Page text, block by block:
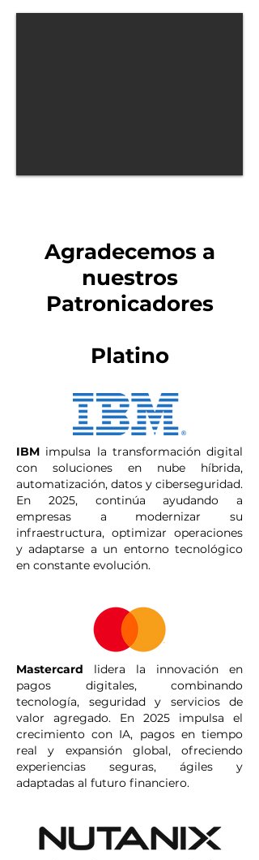
Agradecemos a
nuestros
Patronicadores
Platino
IBM impulsa la transformación digital
con soluciones en nube híbrida,
automatización, datos y ciberseguridad.
En 2025, continúa ayudando a
empresas a modernizar su
infraestructura, optimizar operaciones
y adaptarse a un entorno tecnológico
en constante evolución.
Mastercard lidera la innovación en
pagos digitales, combinando
tecnología, seguridad y servicios de
valor agregado. En 2025 impulsa el
crecimiento con IA, pagos en tiempo
real y expansión global, ofreciendo
experiencias seguras, ágiles y
adaptadas al futuro financiero.